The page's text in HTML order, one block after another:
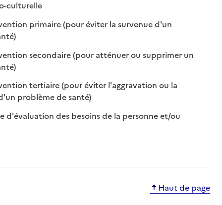
culturelle: disponible
: non disponible
primaire (pour éviter la survenue d'un
disponible
non disponible
secondaire (pour atténuer ou supprimer un
disponible
non disponible
tertiaire (pour éviter l'aggravation ou la
problème de santé): disponible
: non disponible
d'évaluation des besoins de la personne et/ou
Haut de page